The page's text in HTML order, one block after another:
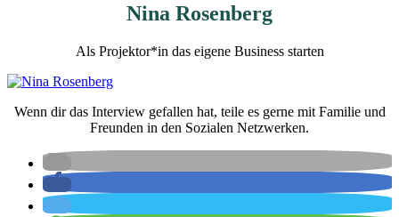
Nina Rosenberg
Als Projektor*in das eigene Business starten
Wenn dir das Interview gefallen hat, teile es gerne mit Familie und
Freunden in den Sozialen Netzwerken.